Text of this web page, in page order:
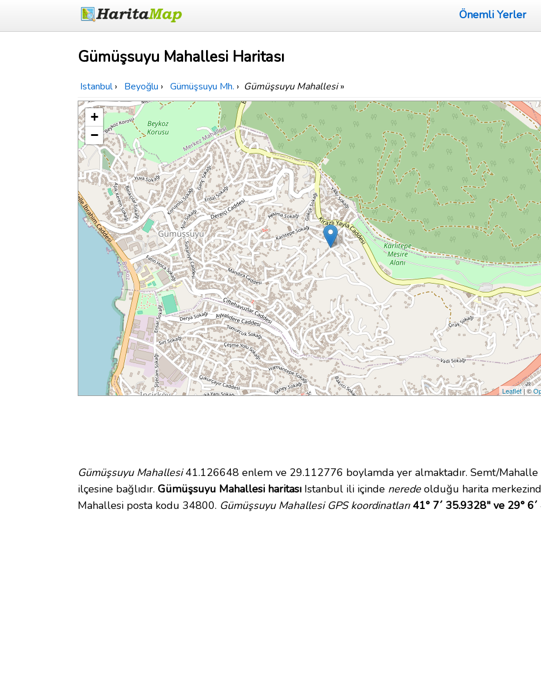
Önemli Yerler
Gümüşsuyu Mahallesi Haritası
Istanbul › Beyoğlu › Gümüşsuyu Mh. › Gümüşsuyu Mahallesi»
+
−
Leaflet| ©
Gümüşsuyu Mahallesi41.126648 enlem ve 29.112776 boylamda yer almaktadır. Semt/
ilçesine bağlıdır. Gümüşsuyu Mahallesi haritası Istanbul ili içinde neredeolduğu harita
Mahallesi posta kodu 34800. Gümüşsuyu Mahallesi GPS koordinatları 41° 7´ 35.9328" ve 29°